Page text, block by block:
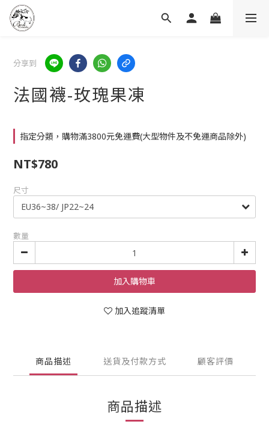
分享到
法國襪-玫瑰果凍
指定分類，購物滿3800元免運費(大型物件及不免運商品除外)
NT$780
尺寸
數量
加入購物車
加入追蹤清單
商品描述 送貨及付款方式 顧客評價
商品描述